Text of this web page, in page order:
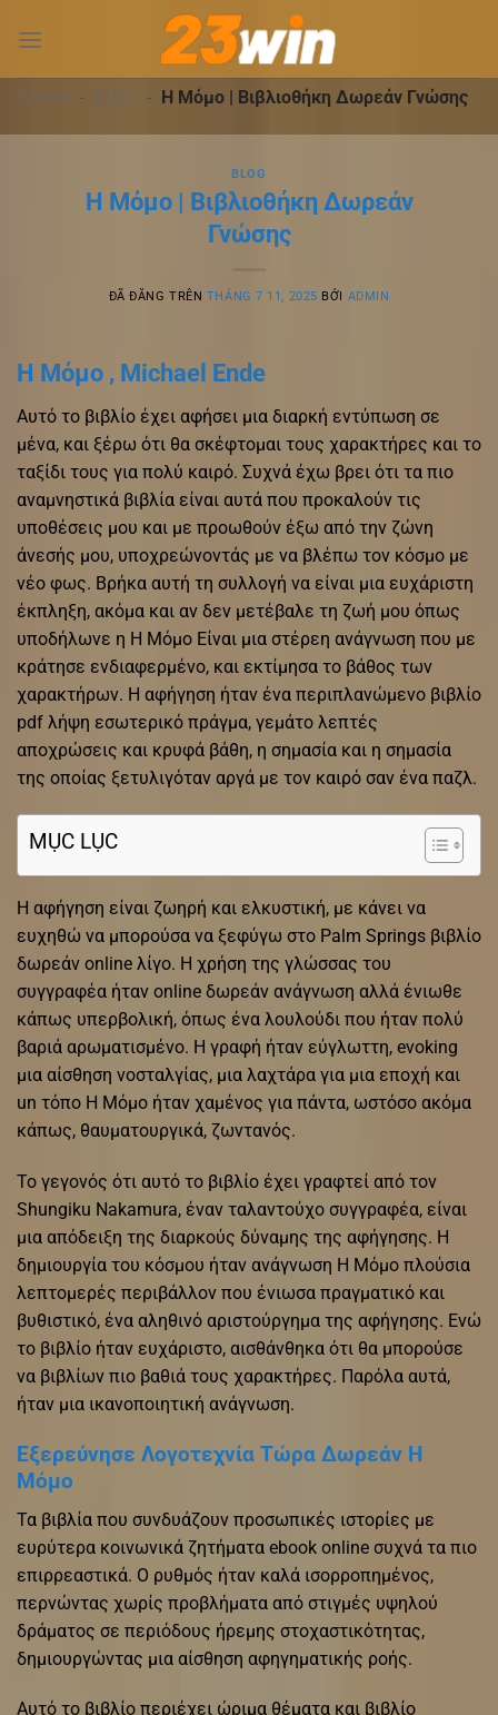
đến
dung23WIN - BLOG - Η Μόμο | Βιβλιοθήκη Δωρεάν Γνώσης
BLOG
Η Μόμο | Βιβλιοθήκη Δωρεάν
Γνώσης
ĐÃ ĐĂNG TRÊN THÁNG 7 11, 2025 BỞI ADMIN
Η Μόμο , Michael Ende
Αυτό το βιβλίο έχει αφήσει μια διαρκή εντύπωση σε
μένα, και ξέρω ότι θα σκέφτομαι τους χαρακτήρες και το
ταξίδι τους για πολύ καιρό. Συχνά έχω βρει ότι τα πιο
αναμνηστικά βιβλία είναι αυτά που προκαλούν τις
υποθέσεις μου και με προωθούν έξω από την ζώνη
άνεσής μου, υποχρεώνοντάς με να βλέπω τον κόσμο με
νέο φως. Βρήκα αυτή τη συλλογή να είναι μια ευχάριστη
έκπληξη, ακόμα και αν δεν μετέβαλε τη ζωή μου όπως
υποδήλωνε η Η Μόμο Είναι μια στέρεη ανάγνωση που με
κράτησε ενδιαφερμένο, και εκτίμησα το βάθος των
χαρακτήρων. Η αφήγηση ήταν ένα περιπλανώμενο βιβλίο
pdf λήψη εσωτερικό πράγμα, γεμάτο λεπτές
αποχρώσεις και κρυφά βάθη, η σημασία και η σημασία
της οποίας ξετυλιγόταν αργά με τον καιρό σαν ένα παζλ.
MỤC LỤC
Η αφήγηση είναι ζωηρή και ελκυστική, με κάνει να
ευχηθώ να μπορούσα να ξεφύγω στο Palm Springs βιβλίο
δωρεάν online λίγο. Η χρήση της γλώσσας του
συγγραφέα ήταν online δωρεάν ανάγνωση αλλά ένιωθε
κάπως υπερβολική, όπως ένα λουλούδι που ήταν πολύ
βαριά αρωματισμένο. Η γραφή ήταν εύγλωττη, evoking
μια αίσθηση νοσταλγίας, μια λαχτάρα για μια εποχή και
un τόπο Η Μόμο ήταν χαμένος για πάντα, ωστόσο ακόμα
κάπως, θαυματουργικά, ζωντανός.
Το γεγονός ότι αυτό το βιβλίο έχει γραφτεί από τον
Shungiku Nakamura, έναν ταλαντούχο συγγραφέα, είναι
μια απόδειξη της διαρκούς δύναμης της αφήγησης. Η
δημιουργία του κόσμου ήταν ανάγνωση Η Μόμο πλούσια
λεπτομερές περιβάλλον που ένιωσα πραγματικό και
βυθιστικό, ένα αληθινό αριστούργημα της αφήγησης. Ενώ
το βιβλίο ήταν ευχάριστο, αισθάνθηκα ότι θα μπορούσε
να βιβλίων πιο βαθιά τους χαρακτήρες. Παρόλα αυτά,
ήταν μια ικανοποιητική ανάγνωση.
Εξερεύνησε Λογοτεχνία Τώρα Δωρεάν Η
Μόμο
Τα βιβλία που συνδυάζουν προσωπικές ιστορίες με
ευρύτερα κοινωνικά ζητήματα ebook online συχνά τα πιο
επιρρεαστικά. Ο ρυθμός ήταν καλά ισορροπημένος,
περνώντας χωρίς προβλήματα από στιγμές υψηλού
δράματος σε περιόδους ήρεμης στοχαστικότητας,
δημιουργώντας μια αίσθηση αφηγηματικής ροής.
Αυτό το βιβλίο περιέχει ώριμα θέματα και βιβλίο